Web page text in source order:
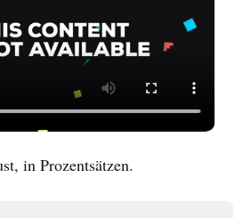
in Prozentsätzen.